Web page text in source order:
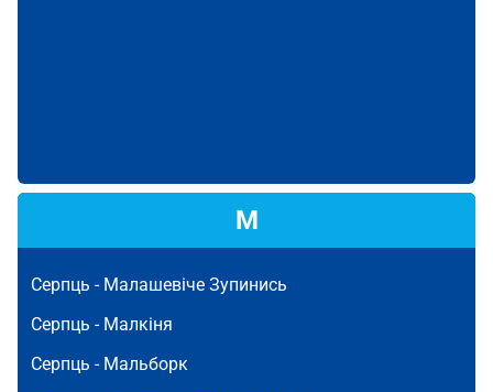
М
Серпць - Малашевіче Зупинись
Серпць - Малкіня
Серпць - Мальборк